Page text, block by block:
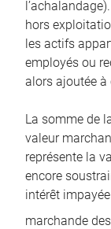
hors
les actifs
employés ou
alors ajoutée à
La somme de
valeur
représente la
encore
intérêt
marchande